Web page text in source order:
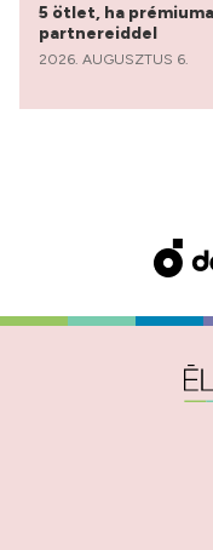
5 ötlet, ha
partnereiddel
2026. AUGUSZTUS 6.